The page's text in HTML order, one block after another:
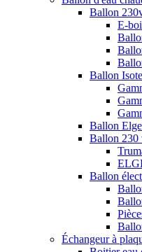
Ballon
E-
Ballon
Ballon
Ballon 230
Ballon
Échangeur à